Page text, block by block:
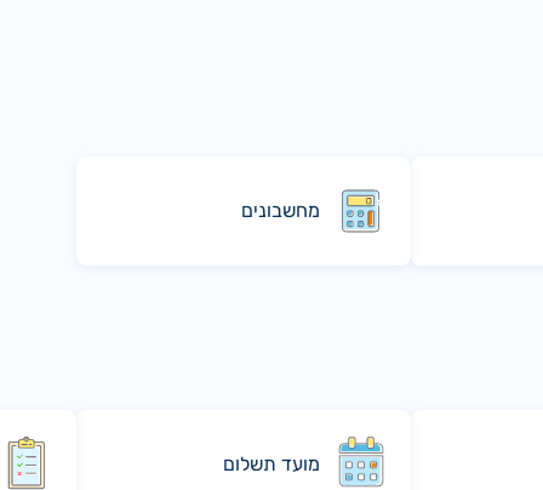
מחשבונים
מועד תשלום